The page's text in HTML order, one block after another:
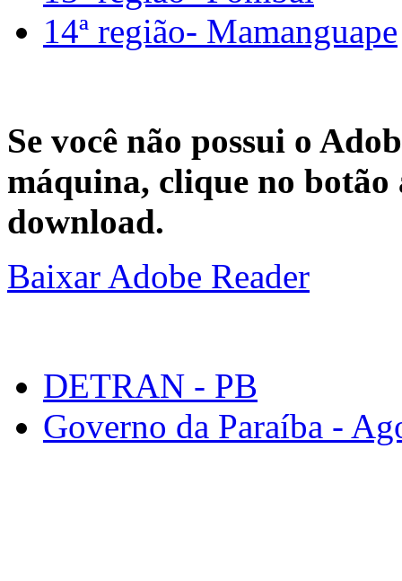
14ª região- Mamanguape
Se você não possui o
máquina, clique no
download.
Baixar Adobe Reader
DETRAN - PB
Governo da Paraíba -